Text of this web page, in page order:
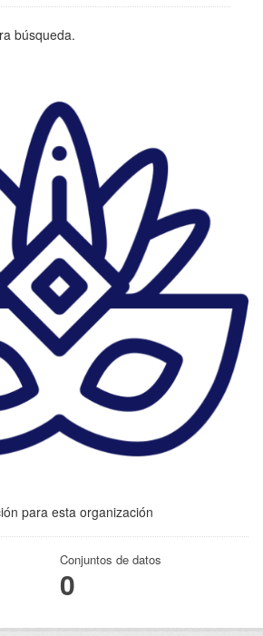
para esta organización
Conjuntos de datos
0
búsqueda.